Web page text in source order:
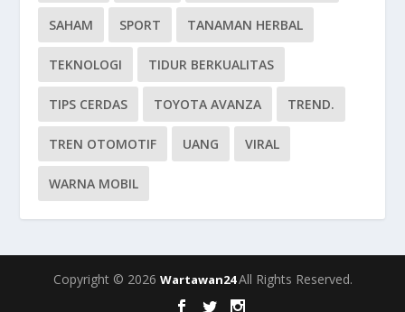
SAHAM SPORT TANAMAN HERBAL
TEKNOLOGI TIDUR BERKUALITAS
TIPS CERDAS TOYOTA AVANZA TREND.
TREN OTOMOTIF UANG VIRAL
WARNA MOBIL
Copyright © 2026 Wartawan24All Rights Reserved.